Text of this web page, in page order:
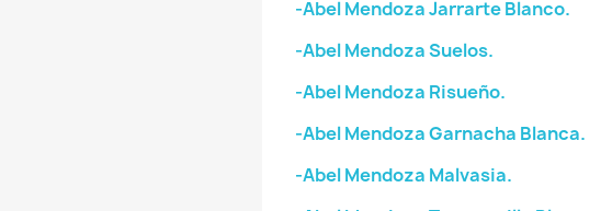
-Abel Mendoza Jarrarte Blanco.
-Abel Mendoza Suelos.
-Abel Mendoza Risueño.
-Abel Mendoza Garnacha Blanca.
-Abel Mendoza Malvasia.